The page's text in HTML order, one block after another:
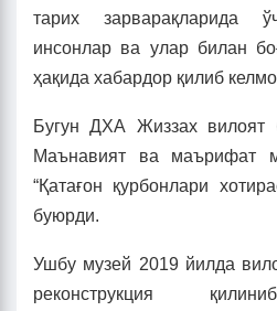
тарих зарварақларида
инсонлар ва улар билан
ҳақида хабардор қилиб
Бугун ДХА Жиззах вилоят
Маънавият ва маърифат
“Қатағон қурбонлари
буюрди.
Ушбу музей 2019 йилда
реконструкция